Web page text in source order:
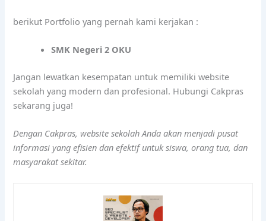
berikut Portfolio yang pernah kami kerjakan :
SMK Negeri 2 OKU
Jangan lewatkan kesempatan untuk memiliki website
sekolah yang modern dan profesional. Hubungi Cakpras
sekarang juga!
Dengan Cakpras, website sekolah Anda akan menjadi pusat
informasi yang efisien dan efektif untuk siswa, orang tua, dan
masyarakat sekitar.